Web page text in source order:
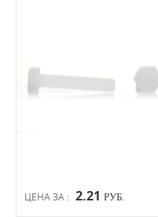
ЦЕНА ЗА : 2.21 РУБ.